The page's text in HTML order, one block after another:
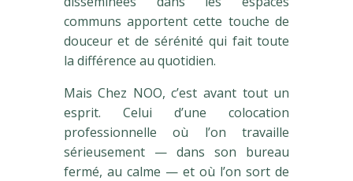
communs apportent cette touche de
douceur et de sérénité qui fait toute
la différence au quotidien.
Mais Chez NOO, c’est avant tout un
esprit. Celui d’une colocation
professionnelle où l’on travaille
sérieusement — dans son bureau
fermé, au calme — et où l’on sort de